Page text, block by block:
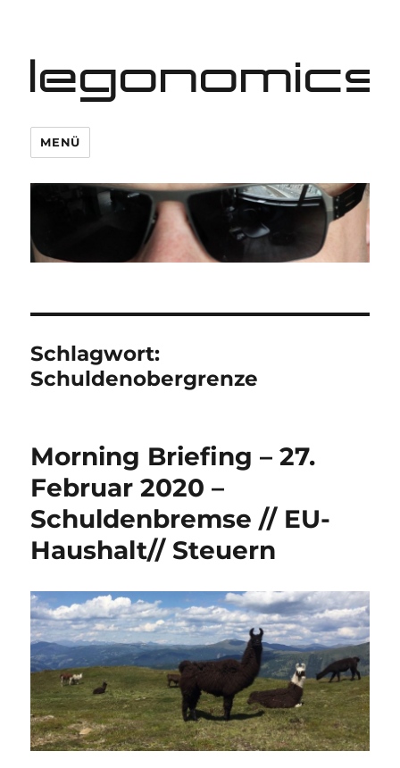
legonomics
MENÜ
Schlagwort:
Schuldenobergrenze
Morning Briefing – 27.
Februar 2020 –
Schuldenbremse // EU-
Haushalt// Steuern